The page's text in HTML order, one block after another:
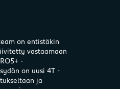
on entistäkin
vastaamaan
-
on uusi 4T -
ja